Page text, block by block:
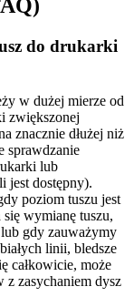
do drukarki
w dużej mierze od
zwiększonej
znacznie dłużej niż
sprawdzanie
lub
jest dostępny).
poziom tuszu jest
wymianę tuszu,
gdy zauważymy
linii, bledsze
całkowicie, może
zasychaniem dysz